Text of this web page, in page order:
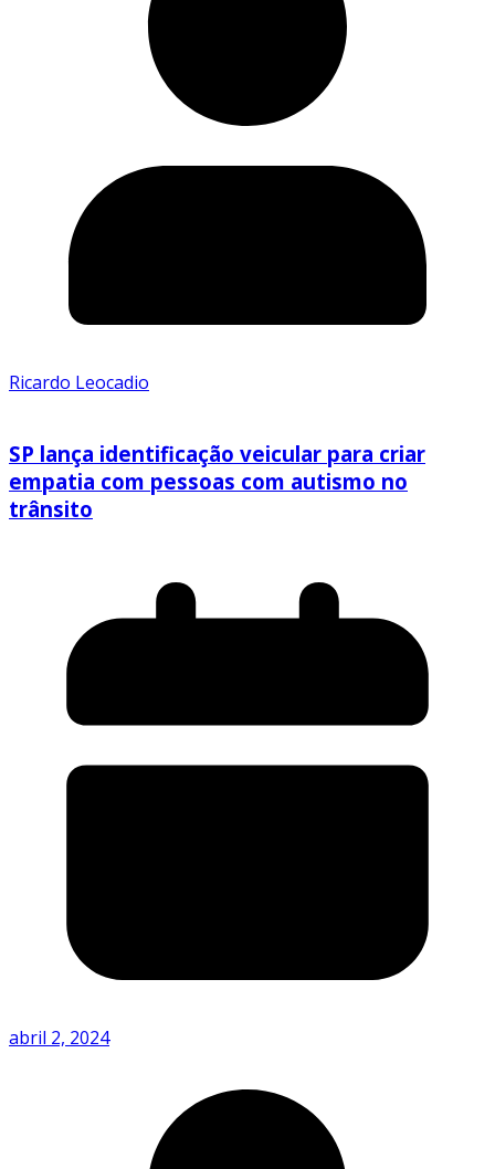
Ricardo Leocadio
SP lança identificação veicular para criar
empatia com pessoas com autismo no
trânsito
abril 2, 2024